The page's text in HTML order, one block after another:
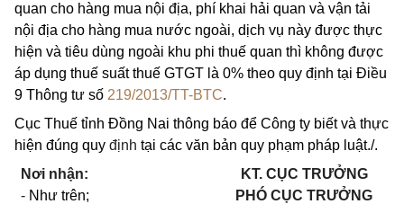
quan cho hàng mua nội địa, phí khai hải quan và vận tải
nội địa cho hàng mua nước ngoài, dịch vụ này được thực
hiện và tiêu dùng ngoài khu phi thuế quan thì không được
áp dụng thuế suất thuế GTGT là 0% theo quy định tại Điều
9 Thông tư số 219/2013/TT-BTC.
Cục Thuế tỉnh Đồng Nai thông báo để Công ty biết và thực
hiện đúng quy định tại các văn bản quy phạm pháp luật./.
Nơi nhận:
- Như trên;
KT. CỤC TRƯỞNG
PHÓ CỤC TRƯỞNG